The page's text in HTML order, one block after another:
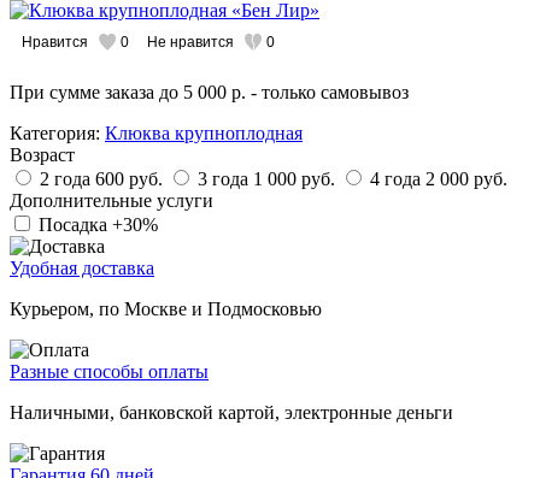
Нравится 0 Не нравится 0
При сумме заказа до 5 000 р. - только самовывоз
Категория: Клюква крупноплодная
Возраст
2 года 600 руб. 3 года 1 000 руб. 4 года 2 000 руб.
Дополнительные услуги
Посадка +30%
Удобная доставка
Курьером, по Москве и Подмосковью
Разные способы оплаты
Наличными, банковской картой, электронные деньги